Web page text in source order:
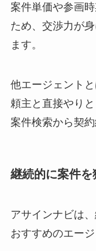
案件単価や参画
ため、交渉力が
ます。
他エージェント
頼主と直接やり
案件検索から契
継続的に案件を
アサインナビは
おすすめのエー